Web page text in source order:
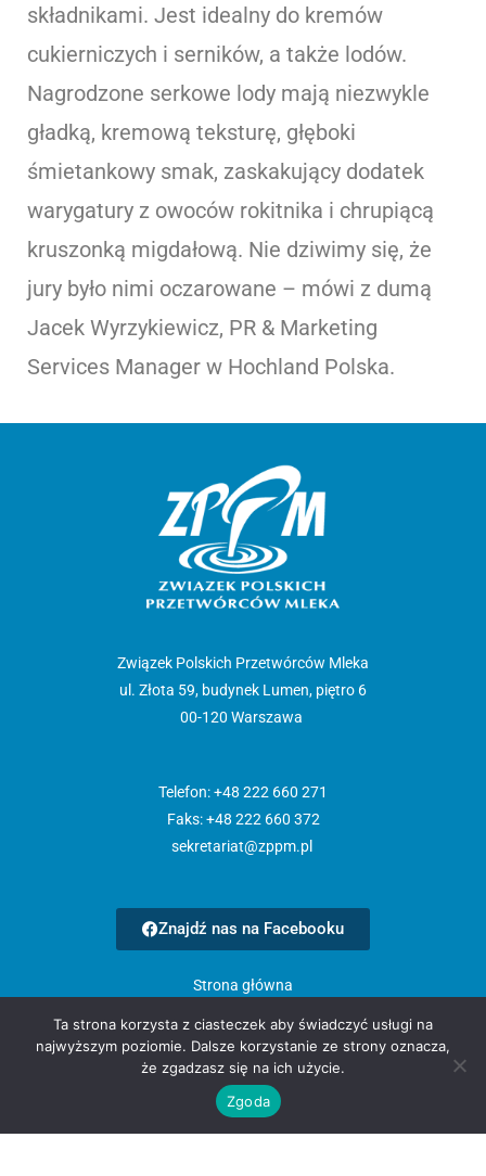
składnikami. Jest idealny do kremów
cukierniczych i serników, a także lodów.
Nagrodzone serkowe lody mają niezwykle
gładką, kremową teksturę, głęboki
śmietankowy smak, zaskakujący dodatek
warygatury z owoców rokitnika i chrupiącą
kruszonką migdałową. Nie dziwimy się, że
jury było nimi oczarowane – mówi z dumą
Jacek Wyrzykiewicz, PR & Marketing
Services Manager w Hochland Polska.
Związek Polskich Przetwórców Mleka
ul. Złota 59, budynek Lumen, piętro 6
00-120 Warszawa
Telefon: +48 222 660 271
Faks: +48 222 660 372
sekretariat@zppm.pl
Znajdź nas na Facebooku
Strona główna
O nas
Członkowie
Polityka prywatności
Materiały do pobrania
Ta strona korzysta z ciasteczek aby świadczyć usługi na
najwyższym poziomie. Dalsze korzystanie ze strony oznacza,
że zgadzasz się na ich użycie.
Zgoda